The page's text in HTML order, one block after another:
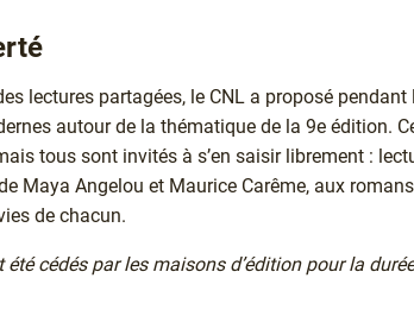
lectures partagées, le CNL a proposé pendant
autour de la thématique de la 9e édition.
tous sont invités à s’en saisir librement :
Maya Angelou et Maurice Carême, aux
de chacun.
cédés par les maisons d’édition pour la